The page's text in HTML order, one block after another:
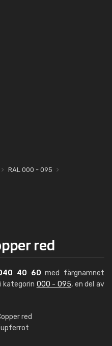
RAL 000 - 095
red
40 60 med färgnamnet
kategorin 000 - 095, en del av
red